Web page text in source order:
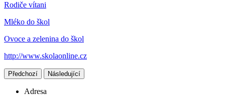
Rodiče vítani
Mléko do škol
Ovoce a zelenina do škol
http://www.skolaonline.cz
Předchozí Následující
Adresa